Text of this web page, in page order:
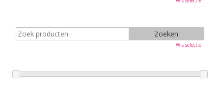
Wis selectie